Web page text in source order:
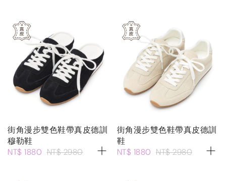
街角漫步雙色鞋帶真皮德訓
穆勒鞋
NT$ 1880 NT$ 2980
街角漫步雙色鞋帶真皮德訓
鞋
NT$ 1880 NT$ 2980